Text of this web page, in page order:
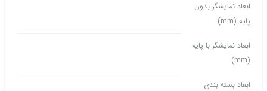
ابعاد نمایشگر بدون
پایه (mm)
ابعاد نمایشگر با پایه
(mm)
ابعاد بسته بندی